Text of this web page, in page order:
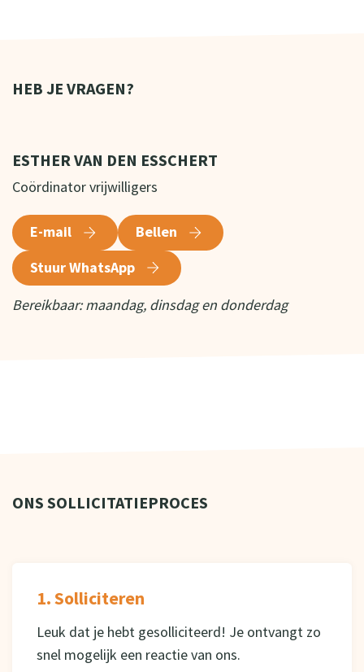
HEB JE VRAGEN?
ESTHER VAN DEN ESSCHERT
Coördinator vrijwilligers
E-mail
Bellen
Stuur WhatsApp
Bereikbaar: maandag, dinsdag en donderdag
ONS SOLLICITATIEPROCES
1. Solliciteren
Leuk dat je hebt gesolliciteerd! Je ontvangt zo
snel mogelijk een reactie van ons.